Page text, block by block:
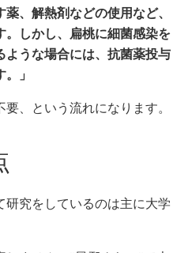
、解熱剤などの使用など、
。しかし、扁桃に細菌感染を
ような場合には、抗菌薬投与
」
、という流れになります。
研究をしているのは主に大学